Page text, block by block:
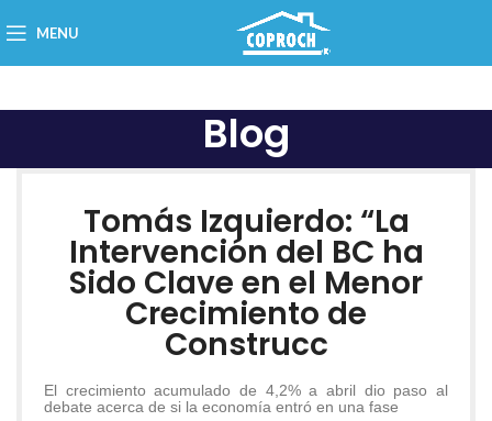
MENU
Blog
Tomás Izquierdo: “La
Intervención del BC ha
Sido Clave en el Menor
Crecimiento de
Construcc
El crecimiento acumulado de 4,2% a abril dio paso al
debate acerca de si la economía entró en una fase